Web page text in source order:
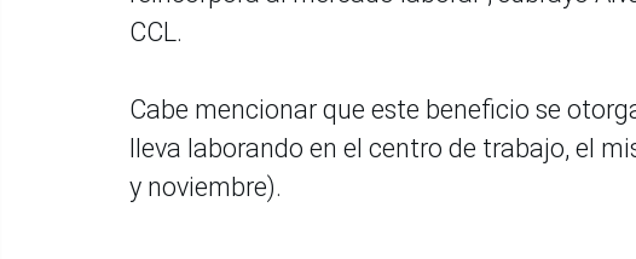
CCL.
Cabe mencionar que este beneficio se
lleva laborando en el centro de trabajo, el
y noviembre).